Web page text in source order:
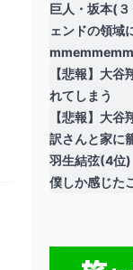
巨人・坂本(
ェンドの領域
【悲報】大
れてしまう
【悲報】大
訳さんと家に
羽生結弦(4位)
僕しか感じた